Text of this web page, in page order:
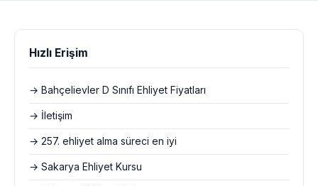
Hızlı Erişim
→ Bahçelievler D Sınıfı Ehliyet Fiyatları
→ İletişim
→ 257. ehliyet alma süreci en iyi
→ Sakarya Ehliyet Kursu